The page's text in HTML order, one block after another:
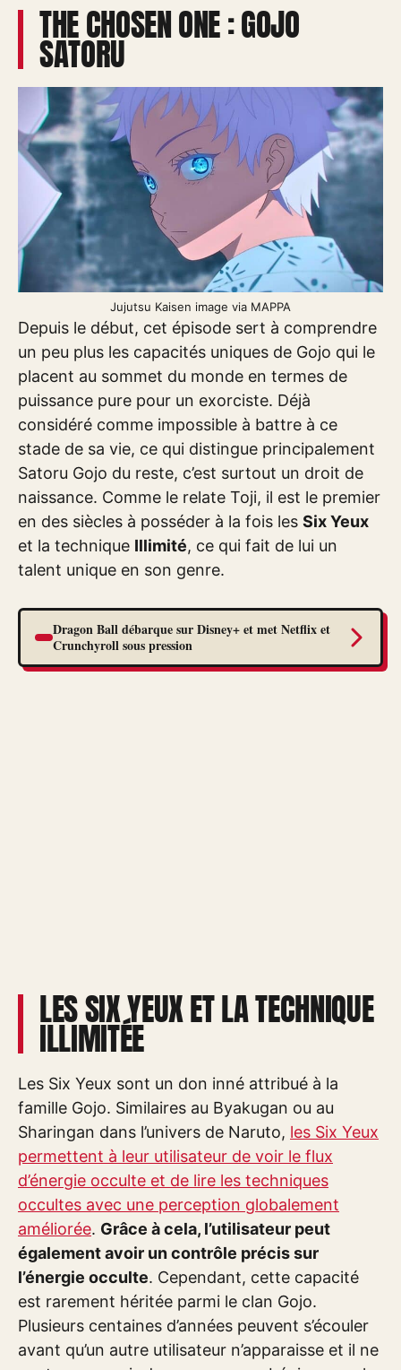
THE CHOSEN ONE : GOJO
SATORU
Jujutsu Kaisen image via MAPPA
Depuis le début, cet épisode sert à comprendre
un peu plus les capacités uniques de Gojo qui le
placent au sommet du monde en termes de
puissance pure pour un exorciste. Déjà
considéré comme impossible à battre à ce
stade de sa vie, ce qui distingue principalement
Satoru Gojo du reste, c’est surtout un droit de
naissance. Comme le relate Toji, il est le premier
en des siècles à posséder à la fois les Six Yeux
et la technique Illimité, ce qui fait de lui un
talent unique en son genre.
Dragon Ball débarque sur Disney+ et met Netflix et
Crunchyroll sous pression
LES SIX YEUX ET LA TECHNIQUE
ILLIMITÉE
Les Six Yeux sont un don inné attribué à la
famille Gojo. Similaires au Byakugan ou au
Sharingan dans l’univers de Naruto, les Six Yeux
permettent à leur utilisateur de voir le flux
d’énergie occulte et de lire les techniques
occultes avec une perception globalement
améliorée. Grâce à cela, l’utilisateur peut
également avoir un contrôle précis sur
l’énergie occulte. Cependant, cette capacité
est rarement héritée parmi le clan Gojo.
Plusieurs centaines d’années peuvent s’écouler
avant qu’un autre utilisateur n’apparaisse et il ne